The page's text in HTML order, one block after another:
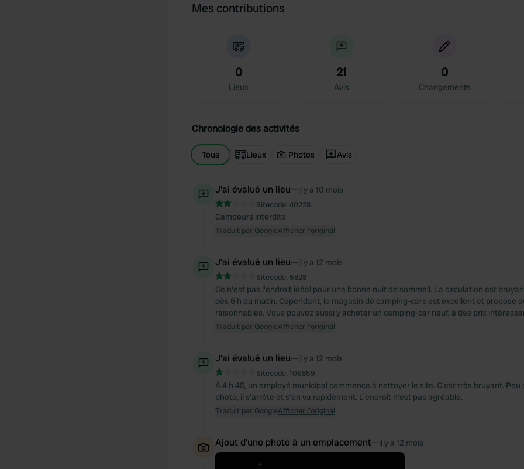
Mes contributions
0
Lieux
21
Avis
0
Changements
Chronologie des activités
Tous Lieux Photos Avis
J'ai évalué un lieu—il y a 10 mois
Sitecode: 40228
Campeurs interdits
Traduit par GoogleAfficher l'original
J'ai évalué un lieu—il y a 12 mois
Sitecode: 5828
Ce n'est pas l'endroit idéal pour une bonne nuit de sommeil. La circulation est
dès 5 h du matin. Cependant, le magasin de camping-cars est excellent et propose
raisonnables. Vous pouvez aussi y acheter un camping-car neuf, à des prix
Traduit par GoogleAfficher l'original
J'ai évalué un lieu—il y a 12 mois
Sitecode: 106859
À 4 h 45, un employé municipal commence à nettoyer le site. C'est très bruyant. Peu
photo, il s'arrête et s'en va rapidement. L'endroit n'est pas agréable.
Traduit par GoogleAfficher l'original
Ajout d'une photo à un emplacement—il y a 12 mois